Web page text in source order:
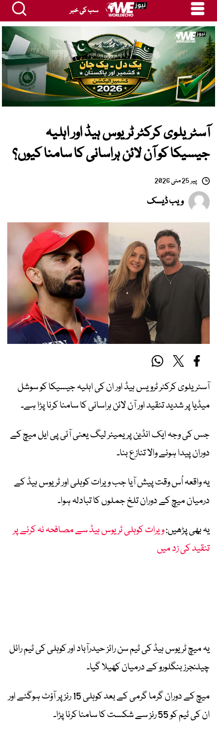
سب کی خبر
آسٹریلوی کرکٹر ٹریوس ہیڈ اور اہلیہ
جیسیکا کو آن لائن ہراسانی کا سامنا کیوں؟
پیر 25 مئی 2026
ویب ڈیسک
آسٹریلوی کرکٹرٹرویس ہیڈاور ان کی اہلیہ جیسیکا کو سوشل
میڈیا پر شدید تنقید اور آن لائن ہراسانی کا سامنا کرنا پڑا ہے۔
جس کی وجہ ایک انڈین پریمیئر لیگ یعنی آئی پی ایل میچ کے
دوران پیدا ہونے والا تنازع بنا۔
یہ واقعہ اُس وقت پیش آیا جبویرات کوہلیاور ٹریوس ہیڈ کے
درمیان میچ کے دوران تلخ جملوں کا تبادلہ ہوا۔
یہ بھی پڑھیں:ویرات کوہلی ٹریوس ہیڈ سے مصافحہ نہ کرنے پر
تنقید کی زد میں
یہ میچ ٹریوس ہیڈ کی ٹیمسن رائز حیدرآباداور کوہلی کی ٹیمرائل
چیلنجرز بنگلوروکے درمیان کھیلا گیا۔
میچ کے دوران گرما گرمی کے بعد کوہلی 15 رنز پر آؤٹ ہوگئے اور
ان کی ٹیم کو 55 رنز سے شکست کا سامنا کرنا پڑا۔